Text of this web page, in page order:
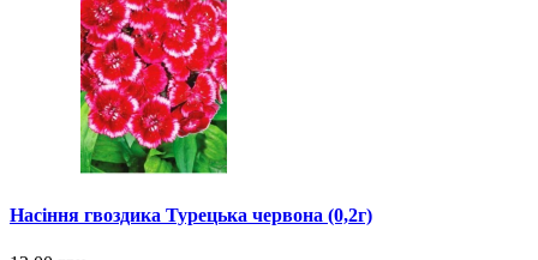
Насіння гвоздика Турецька червона (0,2г)